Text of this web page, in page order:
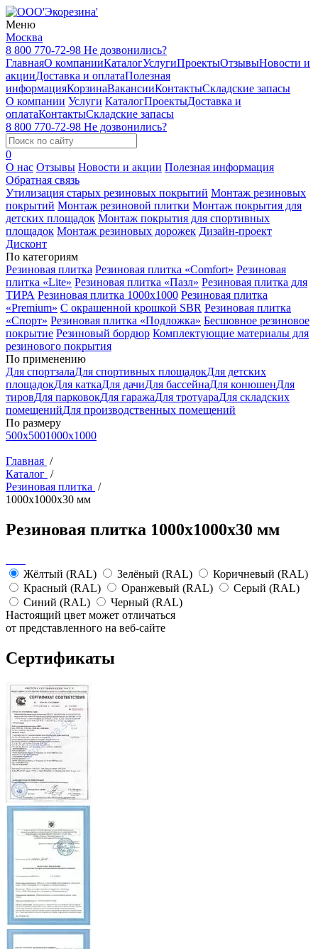
Меню
Москва
8 800 770-72-98 Не дозвонились?
ГлавнаяО компанииКаталогУслугиПроектыОтзывыНовости и
акцииДоставка и оплатаПолезная
информацияКорзинаВакансииКонтактыСкладские запасы
О компании Услуги КаталогПроектыДоставка и
оплатаКонтактыСкладские запасы
8 800 770-72-98 Не дозвонились?
0
О нас Отзывы Новости и акции Полезная информация
Обратная связь
Утилизация старых резиновых покрытий Монтаж резиновых
покрытий Монтаж резиновой плитки Монтаж покрытия для
детских площадок Монтаж покрытия для спортивных
площадок Монтаж резиновых дорожек Дизайн-проект
Дисконт
По категориям
Резиновая плитка Резиновая плитка «Comfort» Резиновая
плитка «Lite» Резиновая плитка «Пазл» Резиновая плитка для
ТИРА Резиновая плитка 1000x1000 Резиновая плитка
«Premium» С окрашенной крошкой SBR Резиновая плитка
«Спорт» Резиновая плитка «Подложка» Бесшовное резиновое
покрытие Резиновый бордюр Комплектующие материалы для
резинового покрытия
По применению
Для спортзалаДля спортивных площадокДля детских
площадокДля каткаДля дачиДля бaссейнаДля конюшенДля
тировДля парковокДля гаражаДля тротуараДля складских
помещенийДля производственных помещений
По размеру
500x5001000x1000
Главная /
Каталог /
Резиновая плитка /
1000x1000x30 мм
Резиновая плитка 1000x1000x30 мм
Жёлтый (RAL) Зелёный (RAL)
Коричневый (RAL)
Красный (RAL)
Оранжевый (RAL)
Серый (RAL)
Синий (RAL)
Черный (RAL)
Настоящий цвет может отличаться
от представленного на веб-сайте
Сертификаты